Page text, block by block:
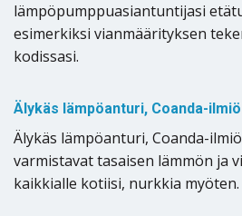
lämpöpumppuasiantuntijasi
esimerkiksi vianmäärityksen
kodissasi.
Älykäs lämpöanturi, Coanda-
Älykäs lämpöanturi, Coanda-
varmistavat tasaisen lämmön ja
kaikkialle kotiisi, nurkkia myöten.